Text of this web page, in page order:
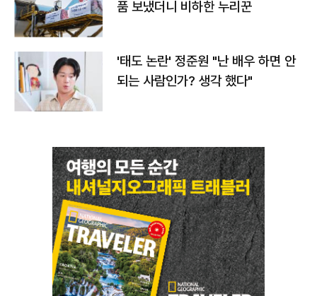
품 보냈더니 비하한 누리꾼
'태도 논란' 정준원 "난 배우 하면 안
되는 사람인가? 생각 했다"